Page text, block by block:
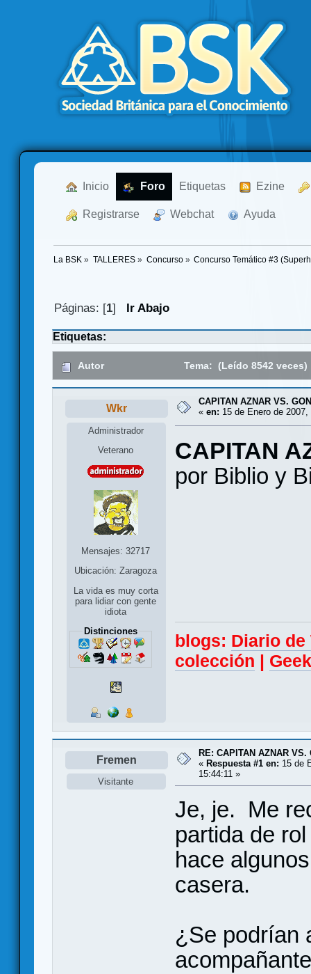
Inicio Foro Etiquetas Ezine
Registrarse Webchat Ayuda
La BSK » TALLERES» Concurso» Concurso Temático #3
Páginas: [1] Ir Abajo
Etiquetas:
Autor Tema: (Leído 8542 veces)
Wkr
Administrador
Veterano
Mensajes: 32717
Ubicación: Zaragoza
La vida es muy corta
para lidiar con gente
idiota
Distinciones
CAPITAN AZNAR VS.
« en: 15 de Enero de
CAPITAN
por Biblio y
blogs: Diario
colección |
Fremen
Visitante
RE: CAPITAN AZNAR VS.
« Respuesta #1 en: 15 de
15:44:11 »
Je, je. Me
partida de
hace
casera.
¿Se podrían